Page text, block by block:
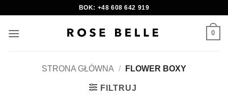
content
BOK: +48 608 642 919
0
STRONA GŁÓWNA / FLOWER BOXY
FILTRUJ